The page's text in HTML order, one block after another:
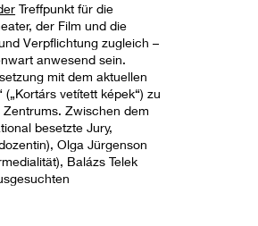
Treffpunkt für die
der Film und die
Verpflichtung zugleich –
anwesend sein.
mit dem aktuellen
vetített képek“) zu
Zwischen dem
besetzte Jury,
Olga Jürgenson
Balázs Telek